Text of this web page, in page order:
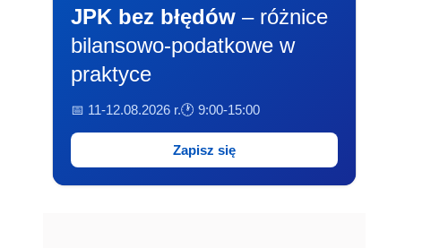
JPK bez błędów – różnice
bilansowo-podatkowe w
praktyce
📅 11-12.08.2026 r.🕐 9:00-15:00
Zapisz się